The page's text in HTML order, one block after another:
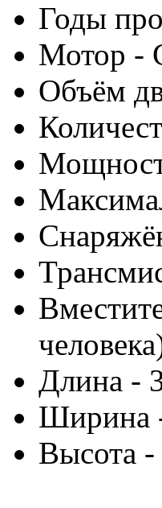
Годы
Мотор -
Объём
Длина -
Ширина
Высота